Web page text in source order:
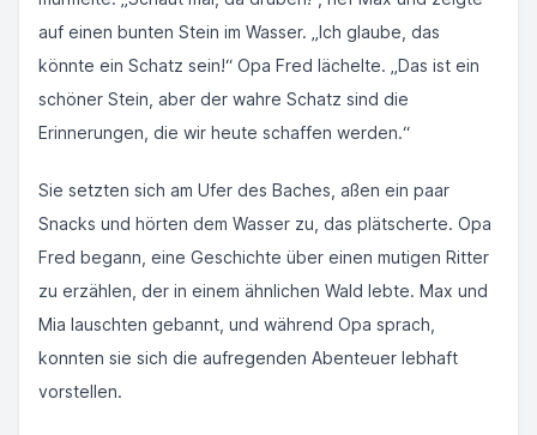
auf einen bunten Stein im Wasser. „Ich glaube, das
könnte ein Schatz sein!“ Opa Fred lächelte. „Das ist ein
schöner Stein, aber der wahre Schatz sind die
Erinnerungen, die wir heute schaffen werden.“
Sie setzten sich am Ufer des Baches, aßen ein paar
Snacks und hörten dem Wasser zu, das plätscherte. Opa
Fred begann, eine Geschichte über einen mutigen Ritter
zu erzählen, der in einem ähnlichen Wald lebte. Max und
Mia lauschten gebannt, und während Opa sprach,
konnten sie sich die aufregenden Abenteuer lebhaft
vorstellen.